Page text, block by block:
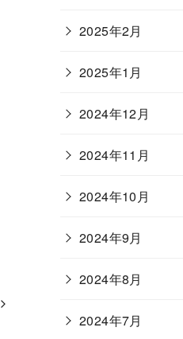
2025年2月
2025年1月
2024年12月
2024年11月
2024年10月
2024年9月
2024年8月
2024年7月